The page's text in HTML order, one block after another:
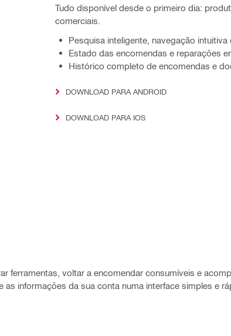
Tudo disponível desde o primeiro dia:
comerciais.
Pesquisa inteligente, navegação
Estado das encomendas e reparações
Histórico completo de encomendas e
DOWNLOAD PARA ANDROID
DOWNLOAD PARA IOS
ferramentas, voltar a encomendar consumíveis e
informações da sua conta numa interface simples e